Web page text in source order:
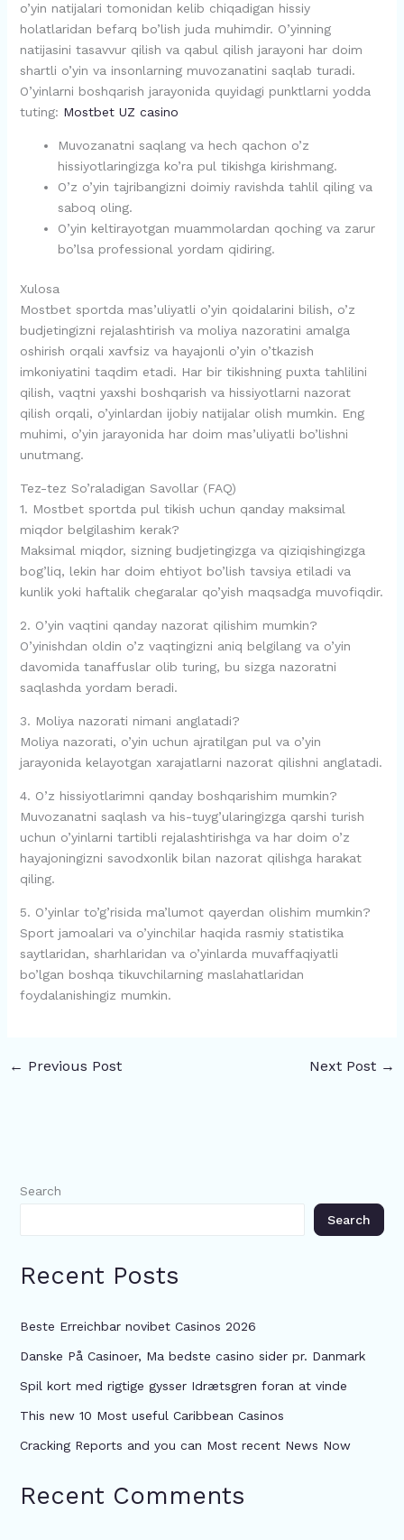
o’yin natijalari tomonidan kelib chiqadigan hissiy
holatlaridan befarq bo’lish juda muhimdir. O’yinning
natijasini tasavvur qilish va qabul qilish jarayoni har doim
shartli o’yin va insonlarning muvozanatini saqlab turadi.
O’yinlarni boshqarish jarayonida quyidagi punktlarni yodda
tuting: Mostbet UZ casino
Muvozanatni saqlang va hech qachon o’z
hissiyotlaringizga ko’ra pul tikishga kirishmang.
O’z o’yin tajribangizni doimiy ravishda tahlil qiling va
saboq oling.
O’yin keltirayotgan muammolardan qoching va zarur
bo’lsa professional yordam qidiring.
Xulosa
Mostbet sportda mas’uliyatli o’yin qoidalarini bilish, o’z
budjetingizni rejalashtirish va moliya nazoratini amalga
oshirish orqali xavfsiz va hayajonli o’yin o’tkazish
imkoniyatini taqdim etadi. Har bir tikishning puxta tahlilini
qilish, vaqtni yaxshi boshqarish va hissiyotlarni nazorat
qilish orqali, o’yinlardan ijobiy natijalar olish mumkin. Eng
muhimi, o’yin jarayonida har doim mas’uliyatli bo’lishni
unutmang.
Tez-tez So’raladigan Savollar (FAQ)
1. Mostbet sportda pul tikish uchun qanday maksimal
miqdor belgilashim kerak?
Maksimal miqdor, sizning budjetingizga va qiziqishingizga
bog’liq, lekin har doim ehtiyot bo’lish tavsiya etiladi va
kunlik yoki haftalik chegaralar qo’yish maqsadga muvofiqdir.
2. O’yin vaqtini qanday nazorat qilishim mumkin?
O’yinishdan oldin o’z vaqtingizni aniq belgilang va o’yin
davomida tanaffuslar olib turing, bu sizga nazoratni
saqlashda yordam beradi.
3. Moliya nazorati nimani anglatadi?
Moliya nazorati, o’yin uchun ajratilgan pul va o’yin
jarayonida kelayotgan xarajatlarni nazorat qilishni anglatadi.
4. O’z hissiyotlarimni qanday boshqarishim mumkin?
Muvozanatni saqlash va his-tuyg’ularingizga qarshi turish
uchun o’yinlarni tartibli rejalashtirishga va har doim o’z
hayajoningizni savodxonlik bilan nazorat qilishga harakat
qiling.
5. O’yinlar to’g’risida ma’lumot qayerdan olishim mumkin?
Sport jamoalari va o’yinchilar haqida rasmiy statistika
saytlaridan, sharhlaridan va o’yinlarda muvaffaqiyatli
bo’lgan boshqa tikuvchilarning maslahatlaridan
foydalanishingiz mumkin.
← Previous Post Next Post →
Search
Search
Recent Posts
Beste Erreichbar novibet Casinos 2026
Danske På Casinoer, Ma bedste casino sider pr. Danmark
Spil kort med rigtige gysser Idrætsgren foran at vinde
This new 10 Most useful Caribbean Casinos
Cracking Reports and you can Most recent News Now
Recent Comments